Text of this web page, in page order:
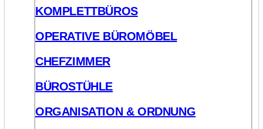
KOMPLETTBÜROS
OPERATIVE BÜROMÖBEL
CHEFZIMMER
BÜROSTÜHLE
ORGANISATION & ORDNUNG